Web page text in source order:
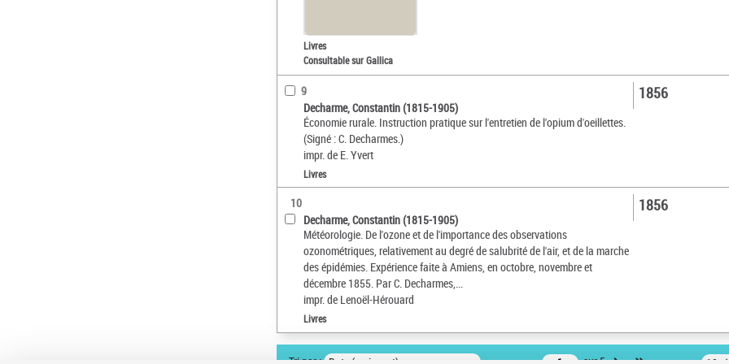
Livres
Consultable sur Gallica
9
Decharme, Constantin (1815-1905)
Économie rurale. Instruction pratique sur l'entretien de l'opium d'oeillettes.
(Signé : C. Decharmes.)
impr. de E. Yvert
1856
Livres
10
Decharme, Constantin (1815-1905)
Météorologie. De l'ozone et de l'importance des observations
ozonométriques, relativement au degré de salubrité de l'air, et de la marche
des épidémies. Expérience faite à Amiens, en octobre, novembre et
décembre 1855. Par C. Decharmes,...
impr. de Lenoël-Hérouard
1856
Livres
Tri par :